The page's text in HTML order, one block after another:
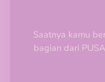
Saatnya kamu
bagian dari